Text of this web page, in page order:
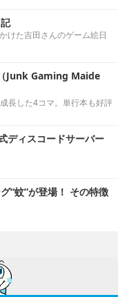
けた吉田さんのゲーム絵日
Junk Gaming Maide
長した4コマ。単行本も好評
ディスコードサーバー
“蚊”が登場！ その特徴